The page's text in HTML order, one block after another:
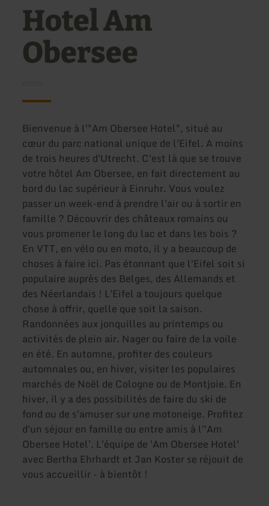
Hotel Am
Obersee
Bienvenue à l'"Am Obersee Hotel", situé au
cœur du parc national unique de l'Eifel. A moins
de trois heures d'Utrecht. C'est là que se trouve
votre hôtel Am Obersee, en fait directement au
bord du lac supérieur à Einruhr. Vous voulez
passer un week-end à prendre l'air ou à sortir en
famille ? Découvrir des châteaux romains ou
vous promener le long du lac et dans les bois ?
En VTT, en vélo ou en moto, il y a beaucoup de
choses à faire ici. Pas étonnant que l'Eifel soit si
populaire auprès des Belges, des Allemands et
des Néerlandais ! L'Eifel a toujours quelque
chose à offrir, quelle que soit la saison.
Randonnées aux jonquilles au printemps ou
activités de plein air. Nager ou faire de la voile
en été. En automne, profiter des couleurs
automnales ou, en hiver, visiter les populaires
marchés de Noël de Cologne ou de Montjoie. En
hiver, il y a des possibilités de faire du ski de
fond ou de s'amuser sur une motoneige. Profitez
d'un séjour en famille ou entre amis à l''Am
Obersee Hotel'. L'équipe de 'Am Obersee Hotel'
avec Bertha Ehrhardt et Jan Koster se réjouit de
vous accueillir - à bientôt !